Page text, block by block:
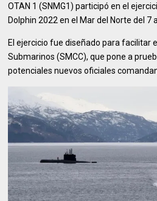
OTAN 1 (SNMG1) participó en el
Dolphin 2022 en el Mar del Norte del 7
El ejercicio fue diseñado para facilitar
Submarinos (SMCC), que pone a
potenciales nuevos oficiales